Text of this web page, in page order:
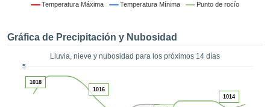
seguir
contenido
coste.
el botón
CONTINUAR
Temperatura Máxima Temperatura Mínima Punto de rocío
Gráfica de Precipitación y Nubosidad
Lluvia, nieve y nubosidad para los próximos 14 días
5
1018
1016
1014